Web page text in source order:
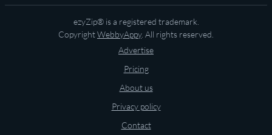
ezyZip® is a registered trademark.
CopyrightWebbyAppy. All rights reserved.
Advertise
Pricing
About us
Privacy policy
Contact